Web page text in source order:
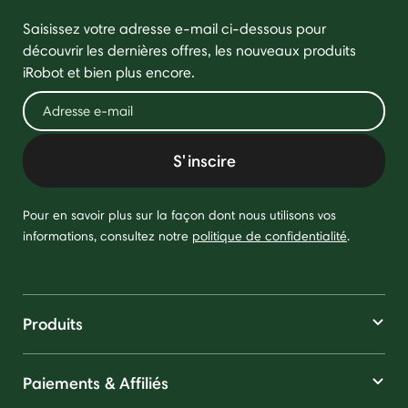
Saisissez votre adresse e-mail ci-dessous pour
découvrir les dernières offres, les nouveaux produits
iRobot et bien plus encore.
S'inscire
Pour en savoir plus sur la façon dont nous utilisons vos
informations, consultez notre politique de confidentialité.
Produits
Paiements & Affiliés